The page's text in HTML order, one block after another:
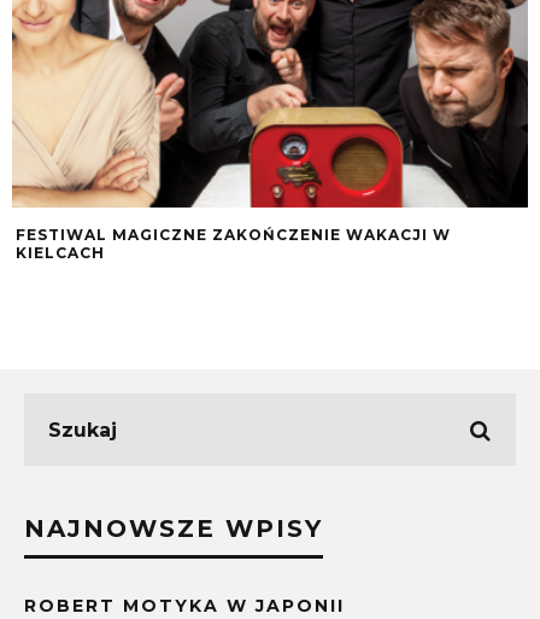
FESTIWAL MAGICZNE ZAKOŃCZENIE WAKACJI W
KIELCACH
NAJNOWSZE WPISY
ROBERT MOTYKA W JAPONII